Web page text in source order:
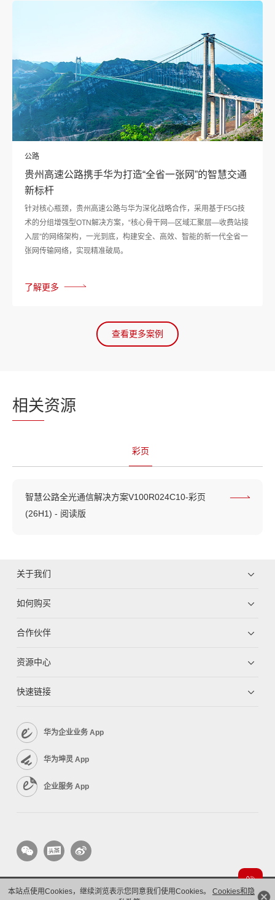
本站点使用Cookies，继续浏览表示您同意我们使用Cookies。 Cookies和隐
公路
贵州高速公路携手华为打造“全省一张网”的智慧交通
新标杆
针对核心瓶颈，贵州高速公路与华为深化战略合作，采用基于F5G技
术的分组增强型OTN解决方案，“核心骨干网—区域汇聚层—收费站接
入层”的网络架构，一光到底，构建安全、高效、智能的新一代全省一
张网传输网络，实现精准破局。
了解更多
查看更多案例
相关资源
彩页
智慧公路全光通信解决方案V100R024C10-彩页
(26H1) - 阅读版
关于我们
如何购买
合作伙伴
资源中心
快速链接
华为企业业务 App
华为坤灵 App
企业服务 App
版权所有 © 华为技术有限公司 1998-2026。 保留一切权利。粤A2-20044005号